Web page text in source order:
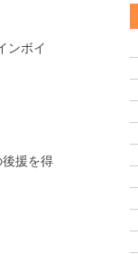
ンボイ
援を得